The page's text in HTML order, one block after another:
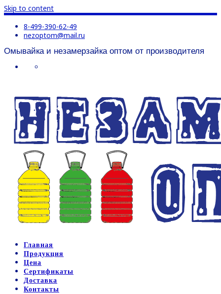
Skip to content
8-499-390-62-49
nezoptom@mail.ru
Омывайка и незамерзайка оптом от производителя
Главная
Продукция
Цена
Сертификаты
Доставка
Контакты